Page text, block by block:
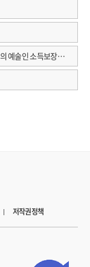
예술인 소득보장정
저작권정책